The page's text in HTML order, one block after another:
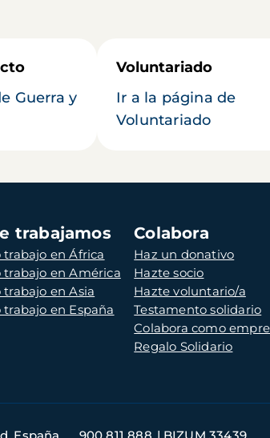
Guerra y
Voluntariado
Ir a la página de
Voluntariado
trabajamos
trabajo en África
trabajo en América
trabajo en Asia
trabajo en España
Colabora
Haz un donativo
Hazte socio
Hazte voluntario/a
Testamento solidario
Colabora como
Regalo Solidario